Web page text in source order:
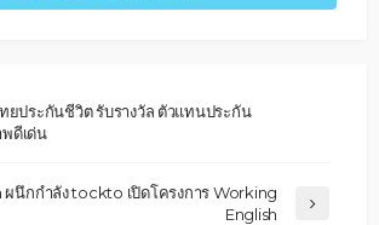
ยประกันชีวิต รับรางวัล ตัวแทนประกัน
ดีเด่น
นึกกำลัง tockto เปิดโครงการ Working
English